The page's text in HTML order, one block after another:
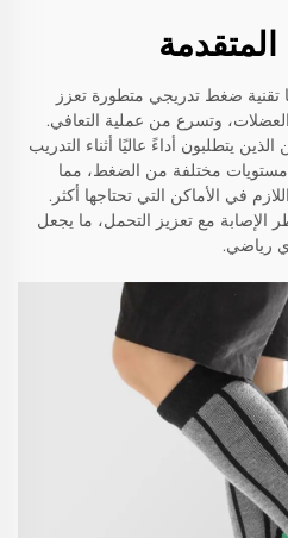
ضغط تدريجي متطورة تعزز
وتسرع من عملية التعافي.
يتطلبون أداءً عاليًا أثناء التدريب
مستويات مختلفة من الضغط، مما
في الأماكن التي تحتاجها أكثر.
الإصابة مع تعزيز التحمل، ما يجعل
رياضي.